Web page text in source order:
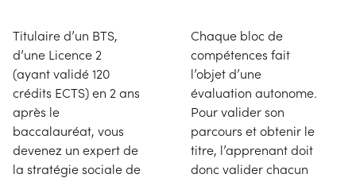
Titulaire d’un BTS,
d’une Licence 2
(ayant validé 120
crédits ECTS) en 2 ans
après le
baccalauréat, vous
devenez un expert de
la stratégie sociale de
Chaque bloc de
compétences fait
l’objet d’une
évaluation autonome.
Pour valider son
parcours et obtenir le
titre, l’apprenant doit
donc valider chacun